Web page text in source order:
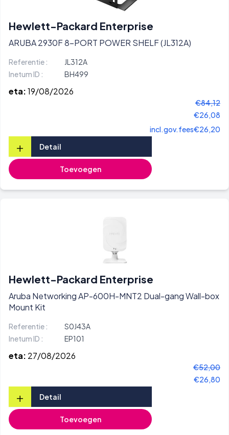
Hewlett-Packard Enterprise
ARUBA 2930F 8-PORT POWER SHELF (JL312A)
Referentie :
JL312A
Inetum ID :
BH499
eta:19/08/2026
€84,12
€26,08
incl.gov.fees€26,20
+ Detail
Toevoegen
Hewlett-Packard Enterprise
Aruba Networking AP-600H-MNT2 Dual-gang Wall-box
Mount Kit
Referentie :
S0J43A
Inetum ID :
EP101
eta: 27/08/2026
€52,00
€26,80
+ Detail
Toevoegen